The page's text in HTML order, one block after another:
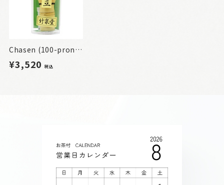
Chasen (100-prong bamboo tea whisk)
¥3,520税込